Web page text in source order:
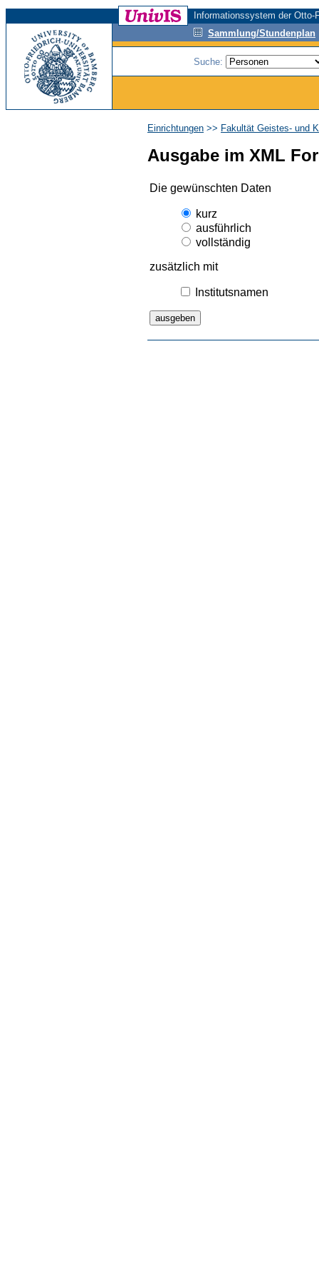
Informationssystem der
Sammlung/Stundenplan
Suche:
Einrichtungen >> Fakultät Geistes- und
Ausgabe im XML
Die gewünschten Daten
kurz
ausführlich
vollständig
zusätzlich mit
Institutsnamen